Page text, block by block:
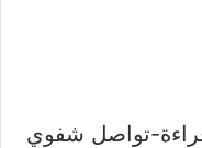
تواصل شفوي